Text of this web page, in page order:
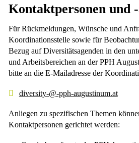
Kontaktpersonen und
Für Rückmeldungen, Wünsche und
Koordinationsstelle sowie für
Bezug auf Diversitätsagenden in den
und Arbeitsbereichen an der PPH
bitte an die E-Mailadresse der
diversity-@-pph-augustinum.at
Anliegen zu spezifischen Themen
Kontaktpersonen gerichtet werden: